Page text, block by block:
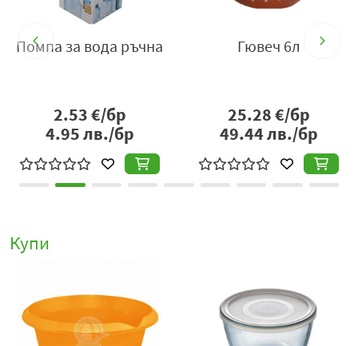
за вода ръчна
€/бр
лв./бр
Гювеч 6л
25.28€/бр
49.44лв./бр
Купи